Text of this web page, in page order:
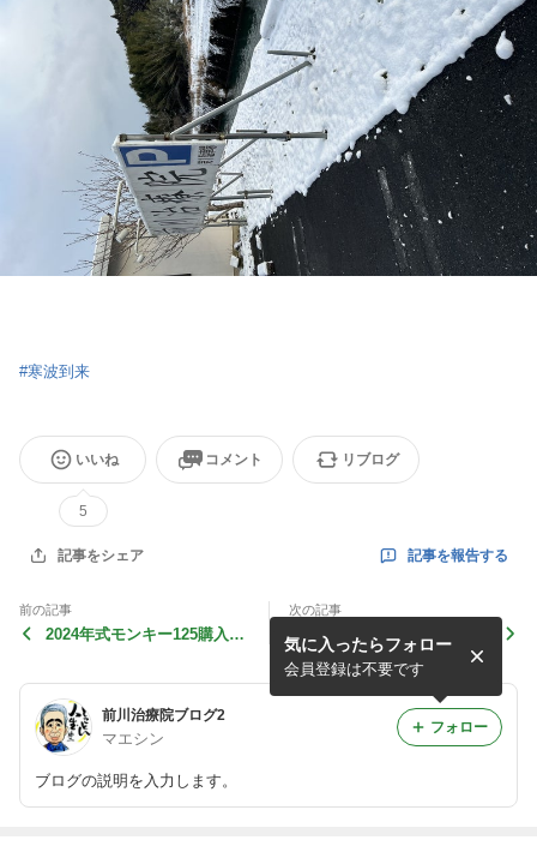
#寒波到来
いいね
5
コメント リブログ
記事をシェア 記事を報告する
前の記事
2024年式モンキー125購入し
次の記事
前川治療院ブログ2
マエシン
ブログの説明を入力します。
気に入ったらフォロー
会員登録は不要です
フォロー